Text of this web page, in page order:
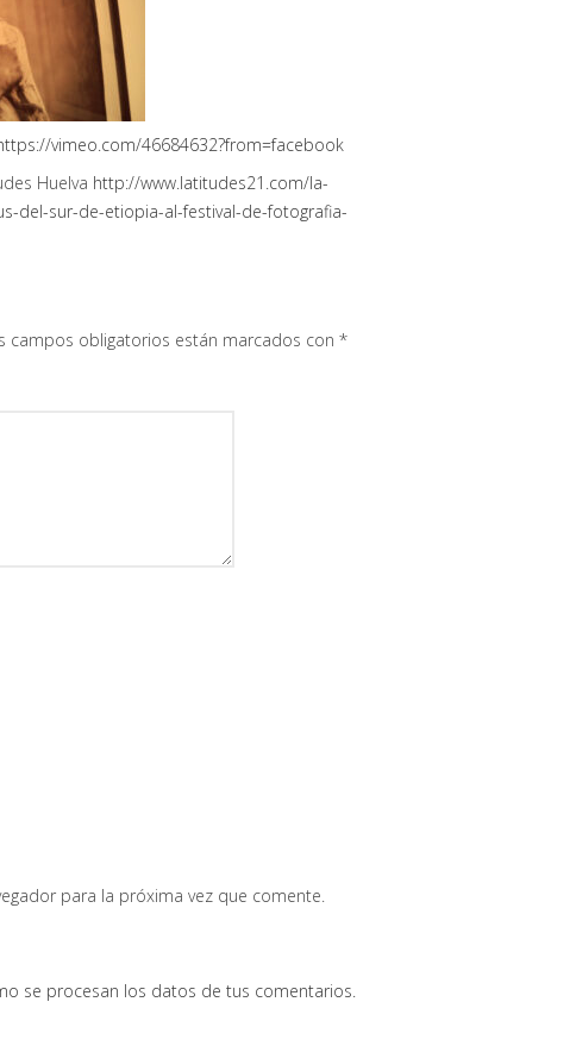
vimeo.com/46684632?from=facebook
Huelva http://www.latitudes21.com/la-
del-sur-de-etiopia-al-festival-de-fotografia-
campos obligatorios están marcados con *
para la próxima vez que comente.
se procesan los datos de tus comentarios.